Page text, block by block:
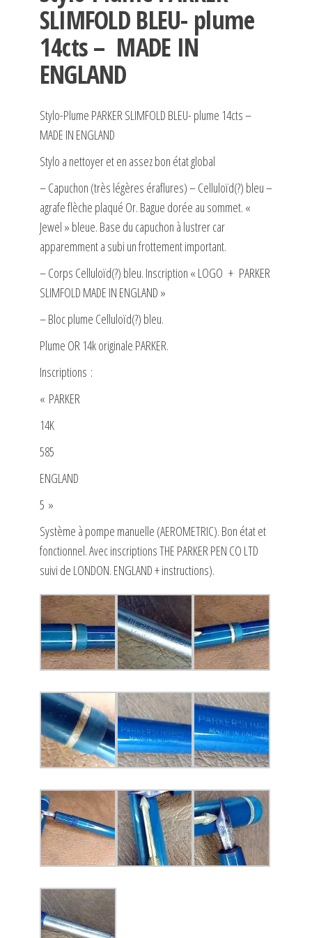
SLIMFOLD BLEU- plume
14cts – MADE IN
ENGLAND
Stylo-Plume PARKER SLIMFOLD BLEU- plume 14cts –
MADE IN ENGLAND
Stylo a nettoyer et en assez bon état global
– Capuchon (très légères éraflures) – Celluloïd(?) bleu –
agrafe flèche plaqué Or. Bague dorée au sommet. «
Jewel » bleue. Base du capuchon à lustrer car
apparemment a subi un frottement important.
– Corps Celluloïd(?) bleu. Inscription « LOGO + PARKER
SLIMFOLD MADE IN ENGLAND »
– Bloc plume Celluloïd(?) bleu.
Plume OR 14k originale PARKER.
Inscriptions :
« PARKER
14K
585
ENGLAND
5 »
Système à pompe manuelle (AEROMETRIC). Bon état et
fonctionnel. Avec inscriptions THE PARKER PEN CO LTD
suivi de LONDON. ENGLAND + instructions).